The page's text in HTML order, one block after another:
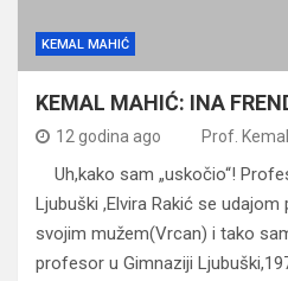
KEMAL MAHIĆ
KEMAL MAHIĆ: INA
12 godina ago Prof.
Uh,kako sam „uskočio“!
Ljubuški ,Elvira Rakić se
svojim mužem(Vrcan) i tako
profesor u Gimnaziji